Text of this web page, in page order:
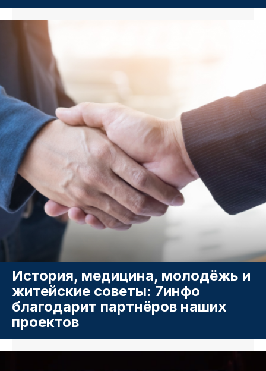
История, медицина, молодёжь и
житейские советы: 7инфо
благодарит партнёров наших
проектов